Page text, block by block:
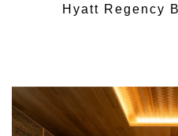
Hyatt Regency